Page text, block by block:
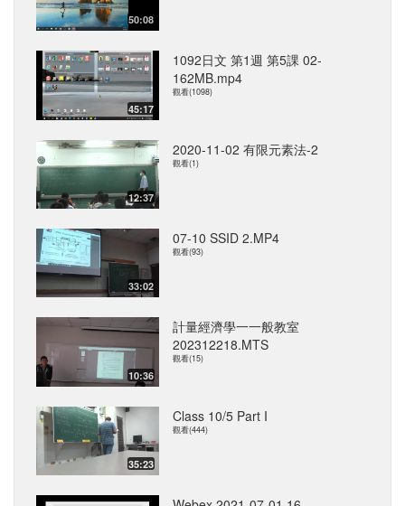
50:08
45:17
1092日文 第1週 第5課 02-
162MB.mp4
觀看(1098)
12:37
2020-11-02 有限元素法-2
觀看(1)
33:02
07-10 SSID 2.MP4
觀看(93)
10:36
計量經濟學一一般教室
202312218.MTS
觀看(15)
35:23
Class 10/5 Part I
觀看(444)